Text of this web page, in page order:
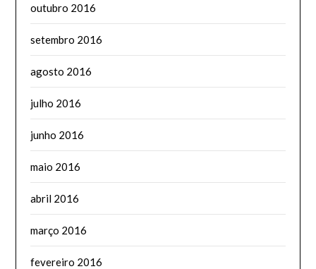
outubro 2016
setembro 2016
agosto 2016
julho 2016
junho 2016
maio 2016
abril 2016
março 2016
fevereiro 2016